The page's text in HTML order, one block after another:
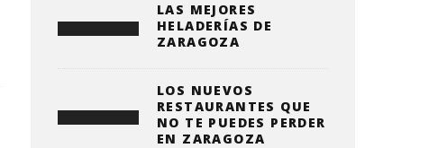
LAS MEJORES
HELADERÍAS DE
ZARAGOZA
LOS NUEVOS
RESTAURANTES QUE
NO TE PUEDES PERDER
EN ZARAGOZA